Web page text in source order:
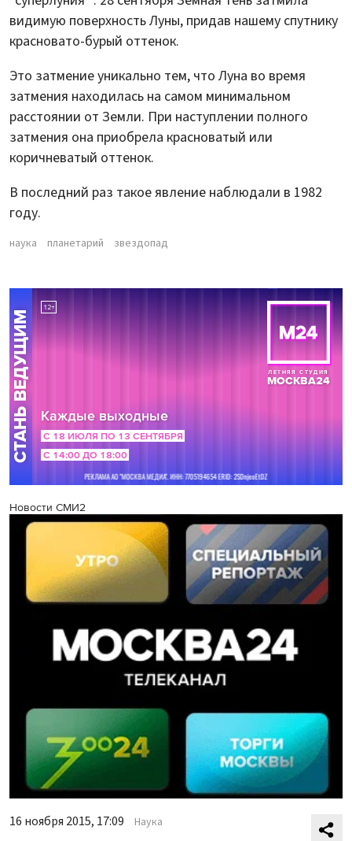
видимую поверхность Луны, придав нашему спутнику
красновато-бурый оттенок.
Это затмение уникально тем, что Луна во время
затмения находилась на самом минимальном
расстоянии от Земли. При наступлении полного
затмения она приобрела красноватый или
коричневатый оттенок.
В последний раз такое явление наблюдали в 1982
году.
наука планетарий звездопад
Новости СМИ2
16 ноября 2015, 17:09 Наука